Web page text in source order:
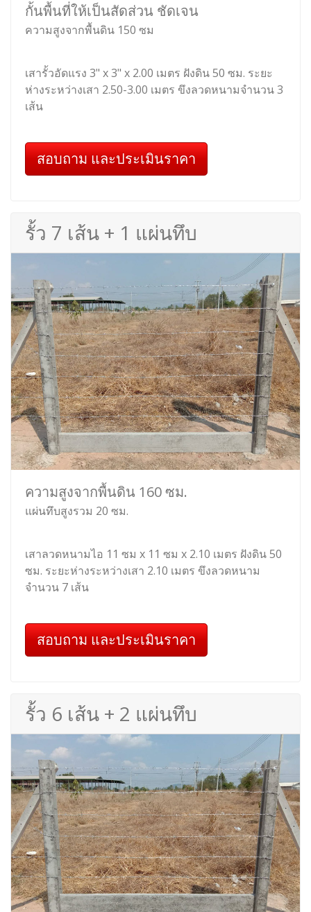
กั้นพื้นที่ให้เป็นสัดส่วน ชัดเจน
ความสูงจากพื้นดิน 150 ซม
เสารั้วอัดแรง 3" x 3" x 2.00 เมตร ฝังดิน 50 ซม. ระยะ
ห่างระหว่างเสา 2.50-3.00 เมตร ขึงลวดหนามจำนวน 3
เส้น
สอบถาม และประเมินราคา
รั้ว 7 เส้น + 1 แผ่นทึบ
ความสูงจากพื้นดิน 160 ซม.
แผ่นทึบสูงรวม 20 ซม.
เสาลวดหนามไอ 11 ซม x 11 ซม x 2.10 เมตร ฝังดิน 50
ซม. ระยะห่างระหว่างเสา 2.10 เมตร ขึงลวดหนาม
จำนวน 7 เส้น
สอบถาม และประเมินราคา
รั้ว 6 เส้น + 2 แผ่นทึบ